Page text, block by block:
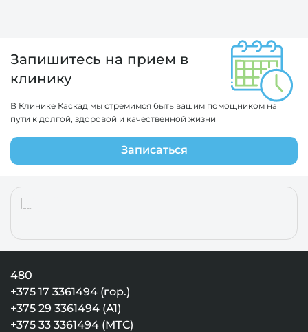
Запишитесь на прием в
клинику
В Клинике Каскад мы стремимся быть вашим помощником на
пути к долгой, здоровой и качественной жизни
Записаться
480
+375 17 3361494 (гор.)
+375 29 3361494 (А1)
+375 33 3361494 (МТС)